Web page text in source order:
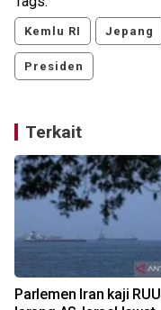
Kemlu RI Jepang
Presiden
Terkait
Parlemen Iran kaji RUU